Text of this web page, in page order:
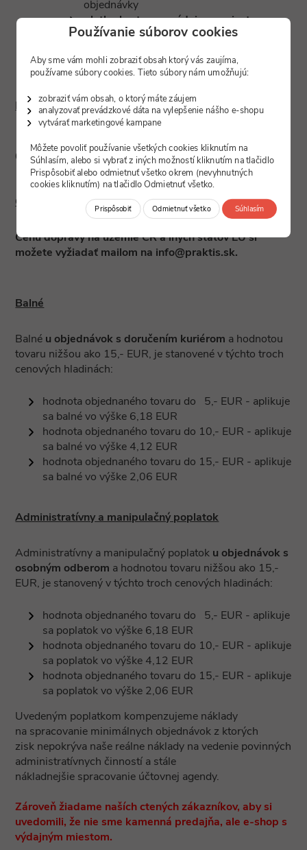
Používanie súborov cookies
Aby sme vám mohli zobraziť obsah ktorý vás zaujíma,
používame súbory cookies. Tieto súbory nám umožňujú:
zobraziť vám obsah, o ktorý máte záujem
analyzovať prevádzkové dáta na vylepšenie nášho e-shopu
vytvárať marketingové kampane
Môžete povoliť používanie všetkých cookies kliknutím na
Súhlasím, alebo si vybrať z iných možností kliknutím na tlačidlo
Prispôsobiť alebo odmietnuť všetko okrem (nevyhnutných
cookies kliknutím) na tlačidlo Odmietnuť všetko.
Prispôsobiť Odmietnuť všetko Súhlasím
objednávky
platba kartou na výdajnom mieste e-
shopu do 30.4.2026 nie je možná
množstvách si vyhradzujeme právo platby
vopred
Bankové spojenie pre platby v EUR
Fio banka - IBAN:
SK08 8330 0000 0039 0711
0770
Cena dopravy na územie ČR a iných štátov EÚ
Cenu dopravy na územie ČR a iných štátov EÚ si
možete vyžiadať mailom na info@praktis.sk.
Balné
Balné u objednávok s doručením kuriérom a hodnotou
tovaru nižšou ako 15,- EUR, je stanovené v týchto troch
cenových hladinách:
hodnota objednaného tovaru do 5,- EUR - aplikuje
sa balné vo výške 6,18 EUR
hodnota objednaného tovaru do 10,- EUR - aplikuje
sa balné vo výške 4,12 EUR
hodnota objednaného tovaru do 15,- EUR - aplikuje
sa balné vo výške 2,06 EUR
Administratívny a manipulačný poplatok
Administratívny a manipulačný poplatok u objednávok s
osobným odberom a hodnotou tovaru nižšou ako 15,-
EUR, je stanovený v týchto troch cenových hladinách:
hodnota objednaného tovaru do 5,- EUR - aplikuje
sa poplatok vo výške 6,18 EUR
hodnota objednaného tovaru do 10,- EUR - aplikuje
sa poplatok vo výške 4,12 EUR
hodnota objednaného tovaru do 15,- EUR - aplikuje
sa poplatok vo výške 2,06 EUR
Uvedeným poplatkom kompenzujeme náklady
na spracovanie minimálnych objednávok z ktorých
zisk nepokrýva naše reálne náklady na vedenie povinných
administratívnych činností a stále
nákladnejšie spracovanie účtovnej agendy.
Zároveň žiadame naších ctených zákazníkov, aby si
uvedomili, že nie sme kamenná predajňa, ale e-shop s
výdajným miestom.